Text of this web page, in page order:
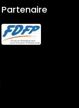
Partenaire